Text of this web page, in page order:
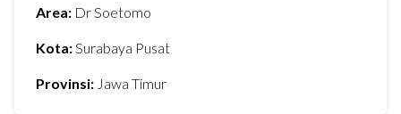
Area: Dr Soetomo
Kota:Surabaya Pusat
Provinsi: Jawa Timur